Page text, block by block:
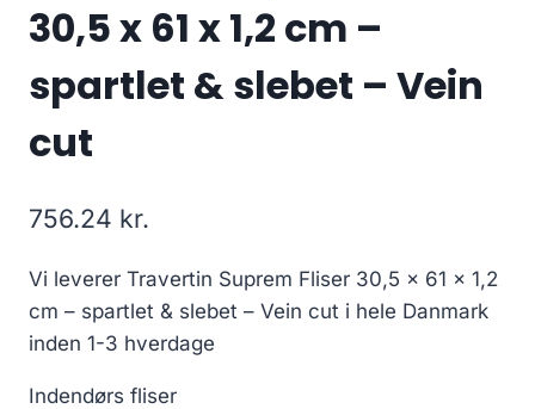
30,5 x 61 x 1,2 cm –
spartlet & slebet – Vein
cut
756.24 kr.
Vi leverer Travertin Suprem Fliser 30,5 x 61 x 1,2
cm – spartlet & slebet – Vein cut i hele Danmark
inden 1-3 hverdage
Indendørs fliser